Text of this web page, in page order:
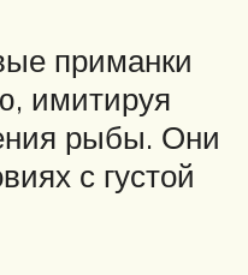
приманки
имитируя
рыбы. Они
с густой